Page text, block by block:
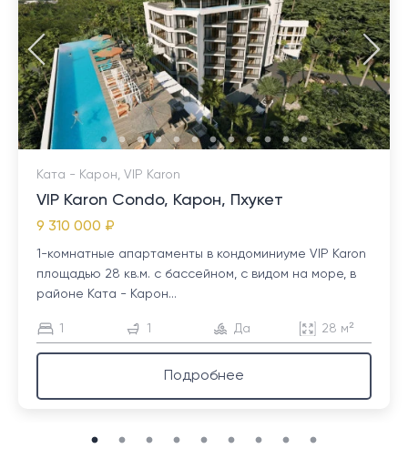
Ката - Карон, VIP Karon
VIP Karon Condo, Карон, Пхукет
9 310 000 ₽
1-комнатные апартаменты в кондоминиуме VIP Karon
площадью 28 кв.м. с бассейном, с видом на море, в
районе Ката - Карон...
1 1 Да 28 м²
Подробнее